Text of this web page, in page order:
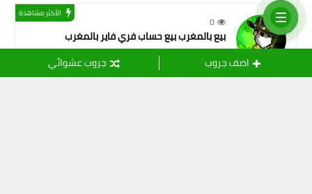
اضف جروب جروب عشوائي
0
الأكثر مشاهدة
بيع بالمغرب بيع حساب فري فاير بالمغرب